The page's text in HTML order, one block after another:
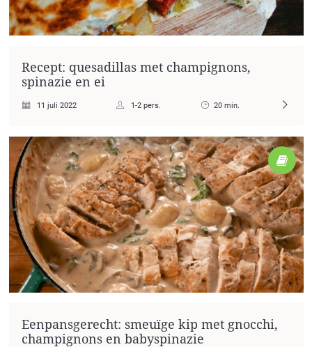
Recept: quesadillas met champignons,
spinazie en ei
11 juli 2022 1-2 pers. 20 min.
Eenpansgerecht: smeuïge kip met gnocchi,
champignons en babyspinazie